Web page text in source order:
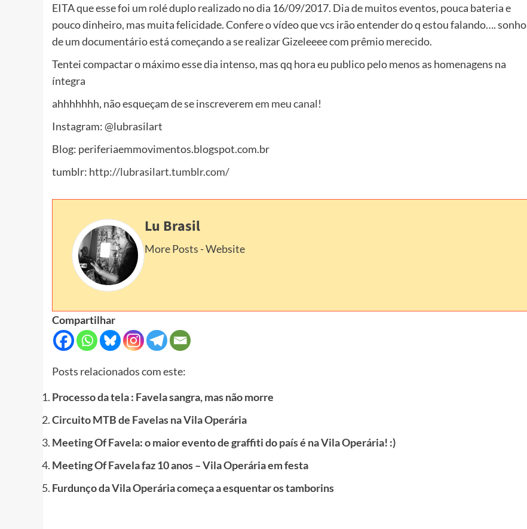
EITA que esse foi um rolé duplo realizado no dia 16/09/2017. Dia de muitos eventos, pouca bateria e
pouco dinheiro, mas muita felicidade. Confere o vídeo que vcs irão entender do q estou falando…. sonho
de um documentário está começando a se realizar Gizeleeee com prêmio merecido.
Tentei compactar o máximo esse dia intenso, mas qq hora eu publico pelo menos as homenagens na
íntegra
ahhhhhhh, não esqueçam de se inscreveremem meu canal!
Instagram: @lubrasilart
Blog: periferiaemmovimentos.blogspot.com.br
tumblr: http://lubrasilart.tumblr.com/
Lu Brasil
More Posts -Website
Compartilhar
Posts relacionados com este:
Processo da tela : Favela sangra, mas não morre
Circuito MTB de Favelas na Vila Operária
Meeting Of Favela: o maior evento de graffiti do país é na Vila Operária! :)
Meeting Of Favela faz 10 anos – Vila Operária em festa
Furdunço da Vila Operária começa a esquentar os tamborins